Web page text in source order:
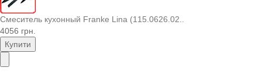
Смеситель кухонный Franke Lina (115.0626.02..
4056 грн.
Купити